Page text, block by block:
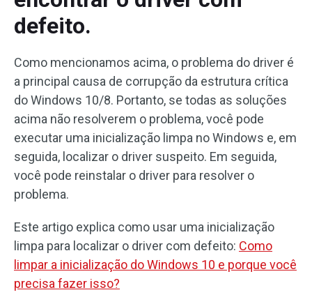
defeito.
Como mencionamos acima, o problema do driver é
a principal causa de corrupção da estrutura crítica
do Windows 10/8. Portanto, se todas as soluções
acima não resolverem o problema, você pode
executar uma inicialização limpa no Windows e, em
seguida, localizar o driver suspeito. Em seguida,
você pode reinstalar o driver para resolver o
problema.
Este artigo explica como usar uma inicialização
limpa para localizar o driver com defeito: Como
limpar a inicialização do Windows 10 e porque você
precisa fazer isso?